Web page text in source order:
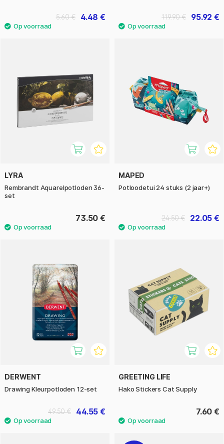
4.48 €
5.60 € 95.92 €
119.90 €
LYRA
Rembrandt Aquarelpotloden 36-
set
73.50 €
MAPED
Potloodetui 24 stuks (2 jaar+)
22.05 €
24.50 €
DERWENT
Drawing Kleurpotloden 12-set
44.55 €
49.50 €
GREETING LIFE
Hako Stickers Cat Supply
7.60 €